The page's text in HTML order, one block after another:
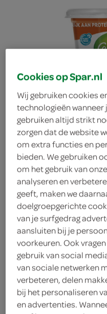
Campina
aardbei
Campina
2.
25
500 Gram
Cookies op Spar.nl
Wij gebruiken cookies
technologieën wanneer
gebruiken altijd strikt
zorgen dat de website
om extra functies en
bieden. We gebruiken
om het gebruik van
analyseren en
geeft, maken we
doelgroepgerichte
van je surfgedrag
aansluiten bij je
voorkeuren. Ook
gebruik van social
van sociale netwerken
verbeteren, delen
bij het personaliseren
en advertenties.